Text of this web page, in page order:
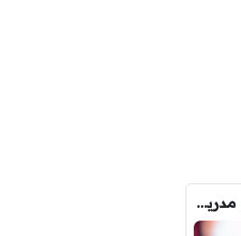
عاجل : العرض المالي من أرسنال لريال مدريد من أجل شراء فينيسيوس جونيور